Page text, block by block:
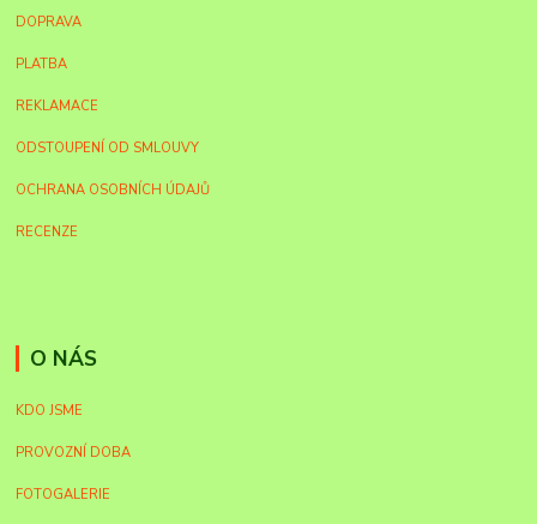
DOPRAVA
PLATBA
REKLAMACE
ODSTOUPENÍ OD SMLOUVY
OCHRANA OSOBNÍCH ÚDAJŮ
RECENZE
O NÁS
KDO JSME
PROVOZNÍ DOBA
FOTOGALERIE